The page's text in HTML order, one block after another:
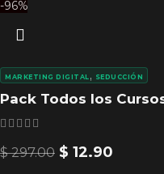
-96%
Pack Todos los
MARKETING DIGITAL , SEDUCCIÓN
$297.00 $ 12.90